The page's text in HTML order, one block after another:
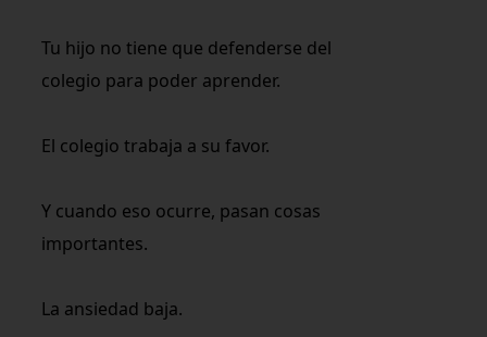
Tu hijo no tiene que defenderse del
colegio para poder aprender.
El colegio trabaja a su favor.
Y cuando eso ocurre, pasan cosas
importantes.
La ansiedad baja.